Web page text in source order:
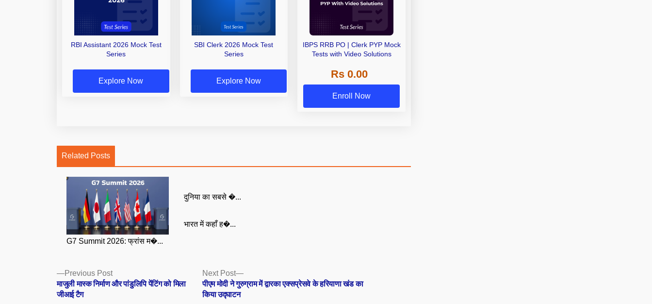
RBI Assistant 2026 Mock Test
Series
Explore Now
SBI Clerk 2026 Mock Test
Series
Explore Now
IBPS RRB PO | Clerk PYP Mock
Tests with Video Solutions
Rs 0.00
Enroll Now
Related Posts
G7 Summit 2026: फ्रांस म�...
दुनिया का सबसे �...
भारत में कहाँ ह�...
Posts
navigation
Previous PostPrevious
post:
माजुली मास्क निर्माण और पांडुलिपि पेंटिंग को मिला
जीआई टैग
Next Post
Next
post:
पीएम मोदी ने गुरुग्राम में द्वारका एक्सप्रेसवे के हरियाणा खंड का
किया उद्घाटन